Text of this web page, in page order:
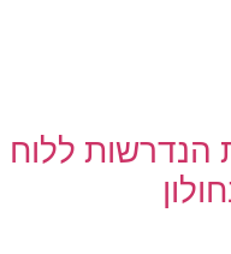
הנדרשות ללוח